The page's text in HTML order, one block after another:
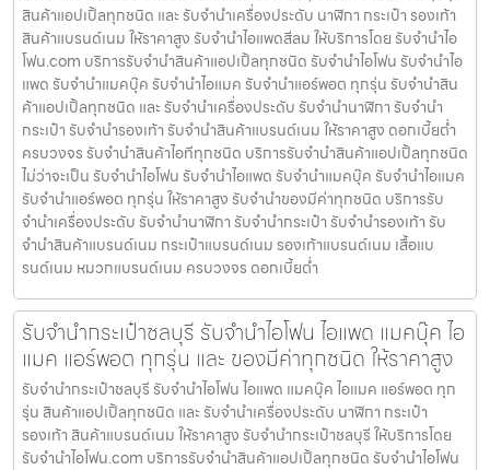
สินค้าแอปเปิ้ลทุกชนิด และ รับจำนำเครื่องประดับ นาฬิกา กระเป๋า รองเท้า
สินค้าแบรนด์เนม ให้ราคาสูง รับจำนำไอแพดสีลม ให้บริการโดย รับจํานําไอ
โฟน.com บริการรับจำนำสินค้าแอปเปิ้ลทุกชนิด รับจำนำไอโฟน รับจำนำไอ
แพด รับจำนำแมคบุ๊ค รับจำนำไอแมค รับจำนำแอร์พอต ทุกรุ่น รับจำนำสิน
ค้าแอปเปิ้ลทุกชนิด และ รับจำนำเครื่องประดับ รับจำนำนาฬิกา รับจำนำ
กระเป๋า รับจำนำรองเท้า รับจำนำสินค้าแบรนด์เนม ให้ราคาสูง ดอกเบี้ยต่ำ
ครบวงจร รับจำนำสินค้าไอทีทุกชนิด บริการรับจำนำสินค้าแอปเปิ้ลทุกชนิด
ไม่ว่าจะเป็น รับจำนำไอโฟน รับจำนำไอแพด รับจำนำแมคบุ๊ค รับจำนำไอแมค
รับจำนำแอร์พอต ทุกรุ่น ให้ราคาสูง รับจำนำของมีค่าทุกชนิด บริการรับ
จำนำเครื่องประดับ รับจำนำนาฬิกา รับจำนำกระเป๋า รับจำนำรองเท้า รับ
จำนำสินค้าแบรนด์เนม กระเป๋าแบรนด์เนม รองเท้าแบรนด์เนม เสื้อแบ
รนด์เนม หมวกแบรนด์เนม ครบวงจร ดอกเบี้ยต่ำ
รับจำนำกระเป๋าชลบุรี รับจำนำไอโฟน ไอแพด แมคบุ๊ค ไอ
แมค แอร์พอต ทุกรุ่น และ ของมีค่าทุกชนิด ให้ราคาสูง
รับจำนำกระเป๋าชลบุรี รับจำนำไอโฟน ไอแพด แมคบุ๊ค ไอแมค แอร์พอต ทุก
รุ่น สินค้าแอปเปิ้ลทุกชนิด และ รับจำนำเครื่องประดับ นาฬิกา กระเป๋า
รองเท้า สินค้าแบรนด์เนม ให้ราคาสูง รับจำนำกระเป๋าชลบุรี ให้บริการโดย
รับจํานําไอโฟน.com บริการรับจำนำสินค้าแอปเปิ้ลทุกชนิด รับจำนำไอโฟน